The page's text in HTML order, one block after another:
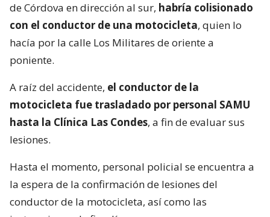
de Córdova en dirección al sur, habría colisionado
con el conductor de una motocicleta, quien lo
hacía por la calle Los Militares de oriente a
poniente.
A raíz del accidente, el conductor de la
motocicleta fue trasladado por personal SAMU
hasta la Clínica Las Condes, a fin de evaluar sus
lesiones.
Hasta el momento, personal policial se encuentra a
la espera de la confirmación de lesiones del
conductor de la motocicleta, así como las